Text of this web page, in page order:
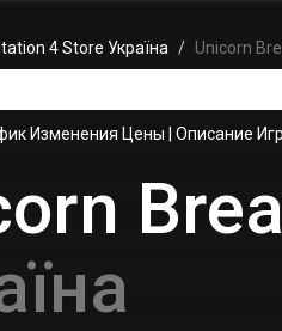
4 Store Україна Unicorn
Изменения Цены Описание